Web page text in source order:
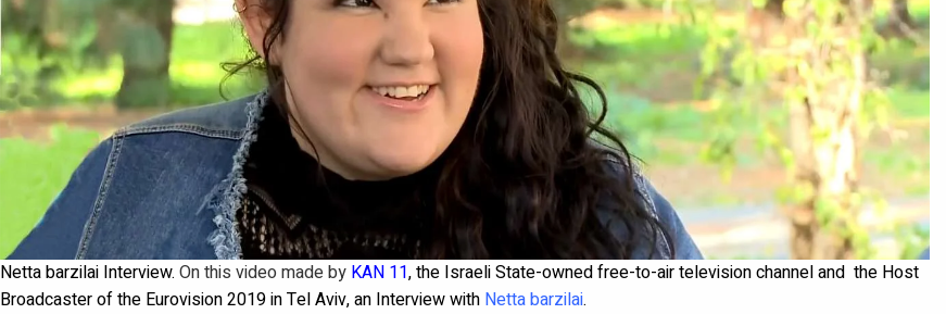
Netta barzilai Interview. On this video made by KAN 11, the Israeli State-owned free-to-air television channel and the Host
Broadcaster of the Eurovision 2019 in Tel Aviv, an Interview with Netta barzilai.